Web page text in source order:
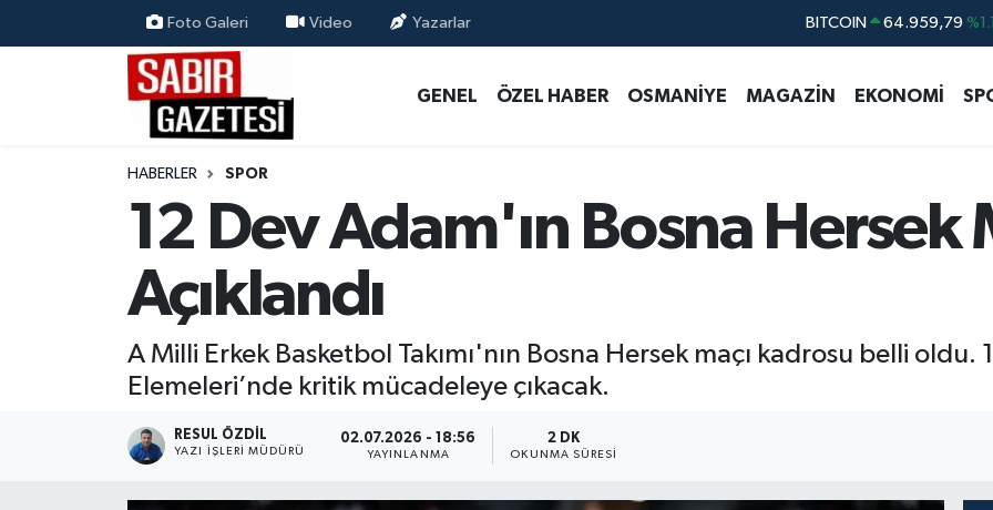
Foto Galeri Video Yazarlar DOLAR 47,7436
STERLİN 64,4811
BITCOIN 64.959,79
GENEL ÖZEL HABER OSMANİYE MAGAZİN EKONOMİ
HABERLER SPOR
12 Dev Adam'ın Bosna Hersek
Açıklandı
A Milli Erkek Basketbol Takımı'nın Bosna Hersek maçı kadrosu belli oldu.
Elemeleri’nde kritik mücadeleye çıkacak.
RESUL ÖZDIL
YAZI İŞLERI MÜDÜRÜ
02.07.2026 - 18:56
YAYINLANMA
2 DK
OKUNMA SÜRESI
ÖZEL HABER
MAGAZİN
EKONOMİ
RESMİ İLANLAR
Osmaniye Nöbetçi Eczaneler
Osmaniye Hava Durumu
Süper Lig Puan Durumu ve Fikstür
Tüm Manşetler
Son Dakika Haberleri
Haber Arşivi